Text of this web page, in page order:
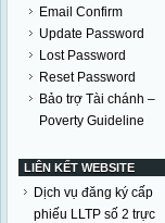
Email Confirm
Update Password
Lost Password
Reset Password
Bảo trợ Tài chánh –
Poverty Guideline
LIÊN KẾT WEBSITE
Dịch vụ đăng ký cấp
phiếu LLTP số 2 trực